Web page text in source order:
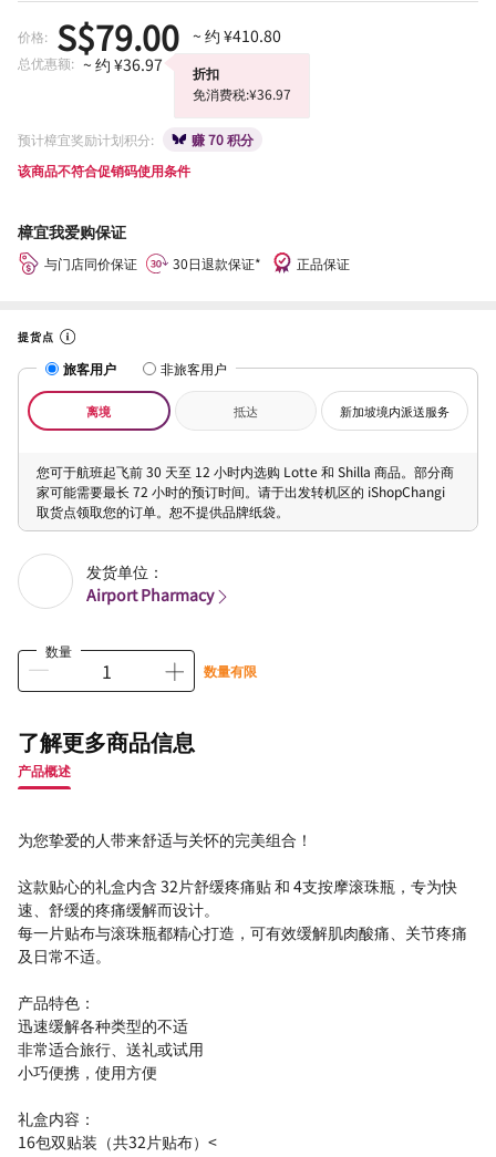
价格: S$79.00 ~ 约 ¥410.80
总优惠额: ~ 约 ¥36.97
折扣
免消费税:¥36.97
预计樟宜奖励计划积分:
赚 70 积分
该商品不符合促销码使用条件
樟宜我爱购保证
与门店同价保证 30日退款保证* 正品保证
提货点
旅客用户 非旅客用户
离境 抵达 新加坡境内派送服务
您可于航班起飞前 30 天至 12 小时内选购 Lotte 和 Shilla 商品。部分商
家可能需要最长 72 小时的预订时间。请于出发转机区的 iShopChangi
取货点领取您的订单。恕不提供品牌纸袋。
发货单位：
Airport Pharmacy
数量
数量有限
了解更多商品信息
产品概述
为您挚爱的人带来舒适与关怀的完美组合！
这款贴心的礼盒内含 32片舒缓疼痛贴 和 4支按摩滚珠瓶，专为快
速、舒缓的疼痛缓解而设计。
每一片贴布与滚珠瓶都精心打造，可有效缓解肌肉酸痛、关节疼痛
及日常不适。
产品特色：
迅速缓解各种类型的不适
非常适合旅行、送礼或试用
小巧便携，使用方便
礼盒内容：
16包双贴装（共32片贴布）<